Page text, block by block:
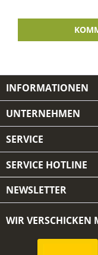
INFORMATIONEN
UNTERNEHMEN
SERVICE
SERVICE HOTLINE
NEWSLETTER
WIR VERSCHICKEN